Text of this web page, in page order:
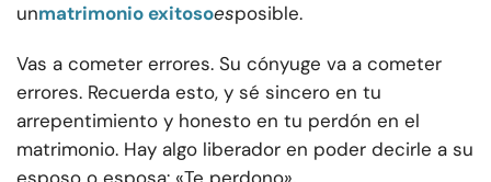
unmatrimonio exitosoesposible.
Vas a cometer errores. Su cónyuge va a cometer
errores. Recuerda esto, y sé sincero en tu
arrepentimiento y honesto en tu perdón en el
matrimonio. Hay algo liberador en poder decirle a su